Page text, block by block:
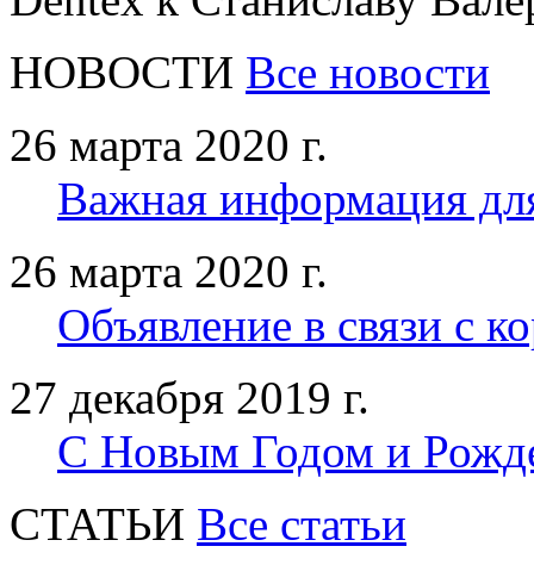
НОВОСТИ Все новости
26 марта 2020 г.
Важная информация
26 марта 2020 г.
Объявление в связи с
27 декабря 2019 г.
С Новым Годом и
CТАТЬИ Все статьи